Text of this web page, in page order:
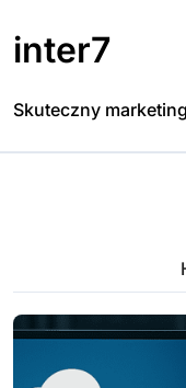
to
content
inter7
Skuteczny